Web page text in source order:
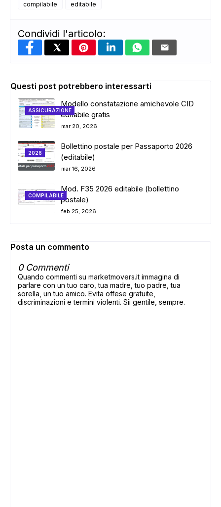
compilabile editabile
Condividi l'articolo:
Questi post potrebbero interessarti
ASSICURAZIONE
Modello constatazione amichevole CID
editabile gratis
mar 20, 2026
2026
Bollettino postale per Passaporto 2026
(editabile)
mar 16, 2026
COMPILABILE
Mod. F35 2026 editabile (bollettino
postale)
feb 25, 2026
Posta un commento
0 Commenti
Quando commenti su marketmovers.it immagina di
parlare con un tuo caro, tua madre, tuo padre, tua
sorella, un tuo amico. Evita offese gratuite,
discriminazioni e termini violenti. Sii gentile, sempre.